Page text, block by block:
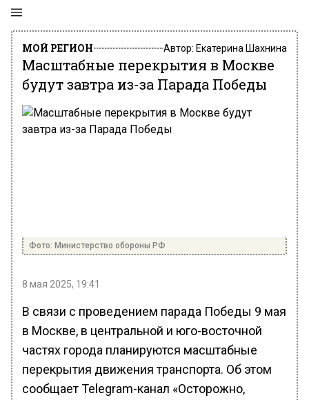
МОЙ РЕГИОН Автор: Екатерина Шахнина
Масштабные перекрытия в Москве
будут завтра из-за Парада Победы
Фото: Министерство обороны РФ
8 мая 2025, 19:41
В связи с проведением парада Победы 9 мая
в Москве, в центральной и юго-восточной
частях города планируются масштабные
перекрытия движения транспорта. Об этом
сообщает Telegram-канал «Осторожно,